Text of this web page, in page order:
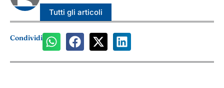
Tutti gli articoli
Condividi